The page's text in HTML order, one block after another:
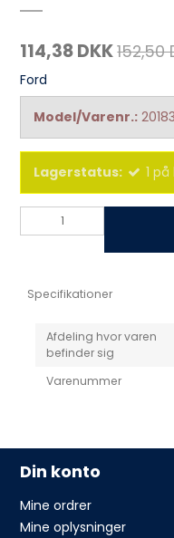
114,38 DKK152,50
Ford
Model/Varenr.:
Lagerstatus: 1 på
Specifikationer
Afdeling hvor varen
befinder sig
Varenummer
Din konto
Mine ordrer
Mine oplysninger